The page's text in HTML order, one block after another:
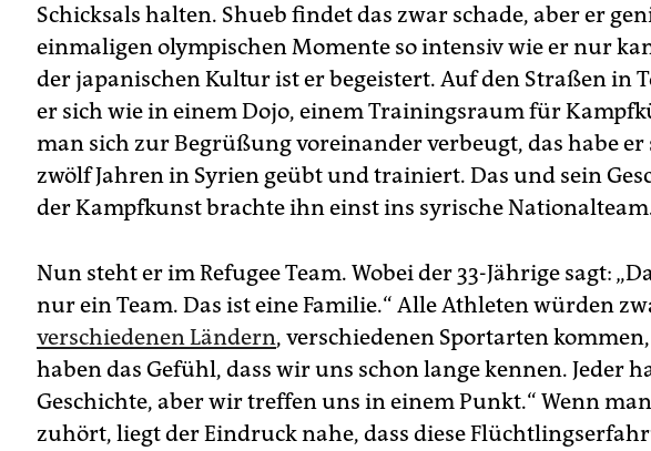
Schicksals halten. Shueb findet das zwar schade, aber er
einmaligen olympischen Momente so intensiv wie er nur
der japanischen Kultur ist er begeistert. Auf den Straßen in
er sich wie in einem Dojo, einem Trainingsraum für
man sich zur Begrüßung voreinander verbeugt, das habe
zwölf Jahren in Syrien geübt und trainiert. Das und sein
der Kampfkunst brachte ihn einst ins syrische
Nun steht er im Refugee Team. Wobei der 33-Jährige sagt:
nur ein Team. Das ist eine Familie.“ Alle Athleten würden
verschiedenen Ländern, verschiedenen Sportarten
haben das Gefühl, dass wir uns schon lange kennen. Jeder
Geschichte, aber wir treffen uns in einem Punkt.“ Wenn
zuhört, liegt der Eindruck nahe, dass diese